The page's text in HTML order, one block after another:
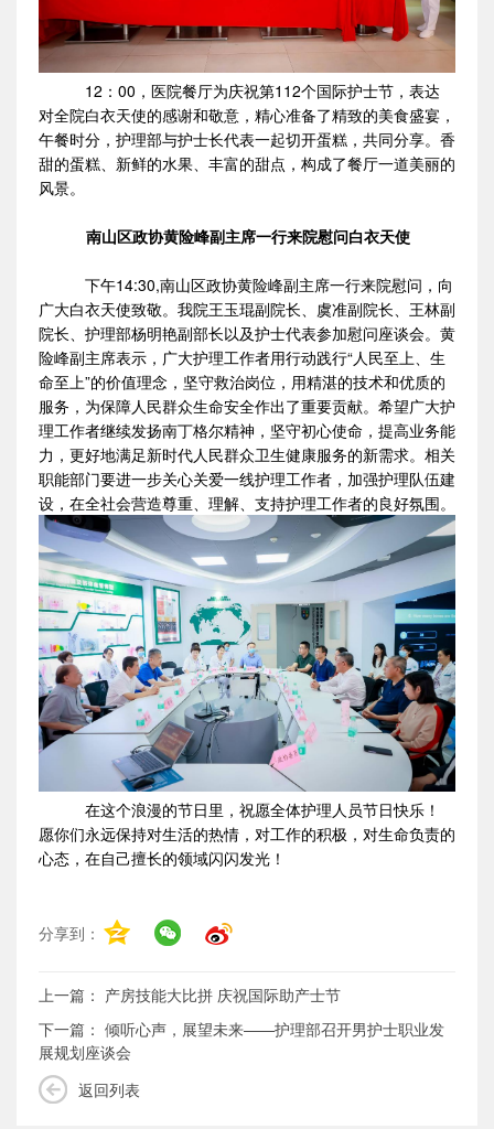
12：00，医院餐厅为庆祝第112个国际护士节，表达
对全院白衣天使的感谢和敬意，精心准备了精致的美食盛宴，
午餐时分，护理部与护士长代表一起切开蛋糕，共同分享。香
甜的蛋糕、新鲜的水果、丰富的甜点，构成了餐厅一道美丽的
风景。
南山区政协黄险峰副主席一行来院慰问白衣天使
下午14:30,南山区政协黄险峰副主席一行来院慰问，向
广大白衣天使致敬。我院王玉琨副院长、虞准副院长、王林副
院长、护理部杨明艳副部长以及护士代表参加慰问座谈会。黄
险峰副主席表示，广大护理工作者用行动践行“人民至上、生
命至上”的价值理念，坚守救治岗位，用精湛的技术和优质的
服务，为保障人民群众生命安全作出了重要贡献。希望广大护
理工作者继续发扬南丁格尔精神，坚守初心使命，提高业务能
力，更好地满足新时代人民群众卫生健康服务的新需求。相关
职能部门要进一步关心关爱一线护理工作者，加强护理队伍建
设，在全社会营造尊重、理解、支持护理工作者的良好氛围。
在这个浪漫的节日里 ，祝愿全体护理人员节日快乐！
愿你们永远保持对生活的热情，对工作的积极，对生命负责的
心态，在自己擅长的领域闪闪发光！
分享到：
上一篇： 产房技能大比拼 庆祝国际助产士节
下一篇： 倾听心声，展望未来——护理部召开男护士职业发
展规划座谈会
返回列表